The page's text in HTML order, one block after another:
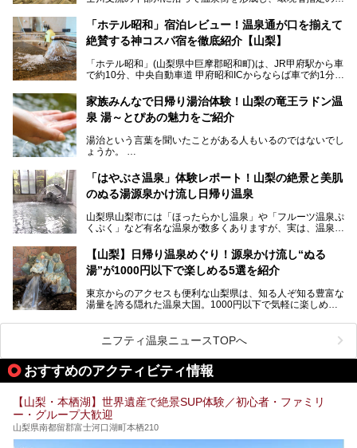
中でも「古湯坊 源泉舘」は、戦国時代に武田信玄公も療養
したと伝えられる名湯の宿。最大の特徴は、令和の現代にお
いても混浴文化が守られ、老若男女の分け隔て一切無く温泉
向にありますが、「古湯坊 源泉舘」では本来あるべき混浴
の姿が保たれている点に注目すべきでしょう。
今回は足元湧出の混浴温泉である「かくし湯大岩風呂」をは
じめ、湯治棟である「別館神泉」を中心に「古湯坊 源泉
舘」の全貌を徹底紹介します。
「ホテル昭和」宿泊レビュー！温泉通が口を揃えて
絶賛する神コスパ宿を徹底紹介【山梨】
「ホテル昭和」(山梨県中巨摩郡昭和町)は、JR甲府駅から車
で約10分、中央自動車道 甲府昭和ICからならば車で約1分の
から、一人泊でも6,000円台から宿泊可能です。
しかし、最大の魅力は“温泉そのもの”でしょう。自家源泉を
統の単純温泉は、入浴すると実にサッパリ爽快。日帰り入浴
不可なこともあり、全国の温泉ファンがこの温泉を求めて
では循環濾過の沸かし湯が一般的ですが、ここは本物の極上
温泉。まさに価格破壊と言えるクオリティです。
室や無料朝食などをご紹介。温泉通が口を揃えて絶賛する神
コスパ宿の全貌を徹底解説します！
家族みんなで日帰り湯治体験！山梨の竜王ラドン温
泉 湯～とぴあの魅力をご紹介
湯治という言葉を聞いたことがある人もいるのではないでし
ょうか。
なかなか体験できない、湯治体験が日帰りでできる温浴施設
が山梨にあります。
ぴあ」の魅力をご紹介します。
提供元：株式会社湯ーとぴあ【PR】
この記事は株式会社湯ーとぴあのPRレポート記事です。
「はやぶさ温泉」体験レポート！山梨の絶景と美肌
のぬる湯源泉かけ流し日帰り温泉
山梨県山梨市には「ほったらかし温泉」や「フルーツ温泉ぷ
くぷく」など有名な温泉が数多くありますが、実は、温泉マ
です。今回紹介する「はやぶさ温泉」も、そのひとつ。温泉
はもちろん、絶景や地元食材を活かしたグルメも堪能できま
す。
します。
【山梨】日帰り温泉めぐり！源泉かけ流し“ぬる
湯”が1000円以下で楽しめる5選を紹介
東京からのアクセスも便利な山梨県は、知る人ぞ知る豊富な
湯量を誇る隠れた温泉大国。1000円以下で気軽に楽しめ
も、これからの季節に嬉しい、じんわりと体の芯まで温ま
る“ぬる湯”が豊富なのも魅力。今回は、湯質も抜群で心ゆく
までリラックスできる山梨のお得な日帰り温泉を、実際体験
した感想と共に紹介します。
※ぬる湯とは35℃～39℃程度の体温に近いぬるめ温泉のこ
ニフティ温泉ニュースTOPへ
おすすめのアクティビティ情報
【山梨・本栖湖】世界遺産で絶景SUP体験／初心者・ファミリ
ー・グループ大歓迎
山梨県南都留郡富士河口湖町本栖210